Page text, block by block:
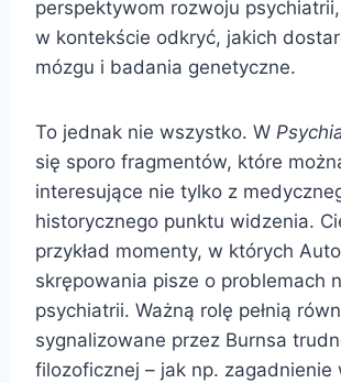
perspektywom rozwoju
w kontekście odkryć, jakich
mózgu i badania genetyczne.
To jednak nie wszystko. W
się sporo fragmentów, które
interesujące nie tylko z
historycznego punktu widzenia.
przykład momenty, w których
skrępowania pisze o problemach
psychiatrii. Ważną rolę pełnią
sygnalizowane przez Burnsa
filozoficznej – jak np. zagadnienie